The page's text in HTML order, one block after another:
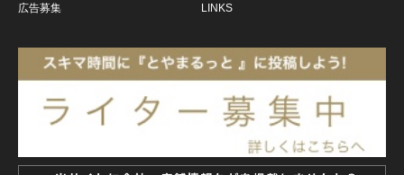
広告募集
LINKS